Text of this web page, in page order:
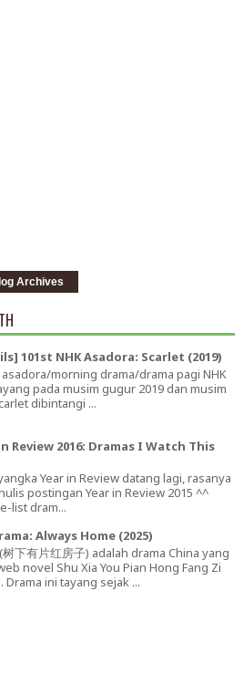
Archives
101st NHK Asadora: Scarlet (2019)
morning drama/drama pagi NHK
pada musim gugur 2019 dan musim
dibintangi ...
Review 2016: Dramas I Watch This
Year in Review datang lagi, rasanya
postingan Year in Review 2015 ^^
list dram...
Always Home (2025)
下有片红房子) adalah drama China yang
novel Shu Xia You Pian Hong Fang Zi
Drama ini tayang sejak ...